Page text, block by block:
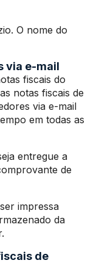
O nome do
via e-mail
fiscais do
notas fiscais de
via e-mail
em todas as
entregue a
de
impressa
da
de